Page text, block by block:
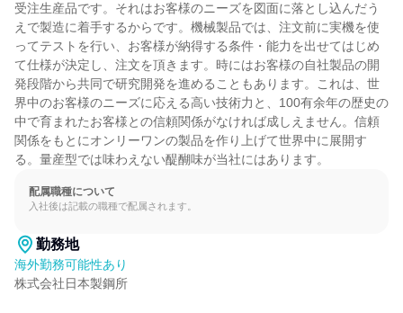
受注生産品です。それはお客様のニーズを図面に落とし込んだう
えで製造に着手するからです。機械製品では、注文前に実機を使
ってテストを行い、お客様が納得する条件・能力を出せてはじめ
て仕様が決定し、注文を頂きます。時にはお客様の自社製品の開
発段階から共同で研究開発を進めることもあります。これは、世
界中のお客様のニーズに応える高い技術力と、100有余年の歴史の
中で育まれたお客様との信頼関係がなければ成しえません。信頼
関係をもとにオンリーワンの製品を作り上げて世界中に展開す
る。量産型では味わえない醍醐味が当社にはあります。
配属職種について
入社後は記載の職種で配属されます。
勤務地
海外勤務可能性あり
株式会社日本製鋼所